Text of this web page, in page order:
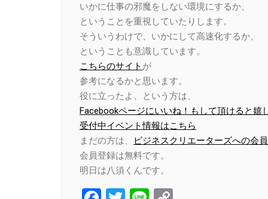
いかに仕事の邪魔をしない環境にするか、
ということを重視していたりします。
そういうわけで、いかにして高速化するか、
ということも意識しています。
こちらのサイト が
参考になるかと思います。
役に立ったよ、という方は、
Facebookページにいいね！もして頂けると嬉
受付中イベント情報はこちら
まだの方は、
ビジネスクリエーターズへの会
会員登録は無料です。
明日は八須くんです。